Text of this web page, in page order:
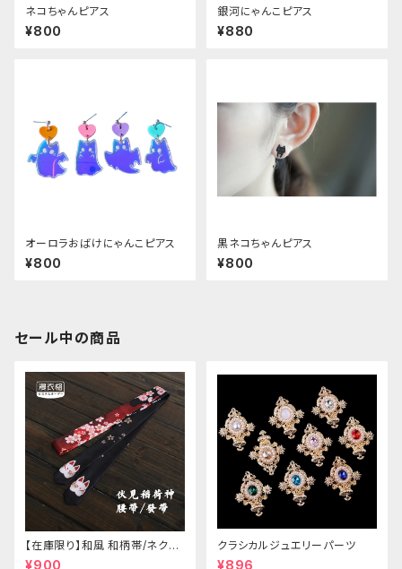
ネコちゃんピアス
¥800
銀河にゃんこピアス
¥880
オーロラおばけにゃんこピアス
¥800
黒ネコちゃんピアス
¥800
セール中の商品
【在庫限り】和風 和柄帯/ネクタ
イ/リボン（狐面/金魚
¥900
クラシカルジュエリーパーツ
¥896